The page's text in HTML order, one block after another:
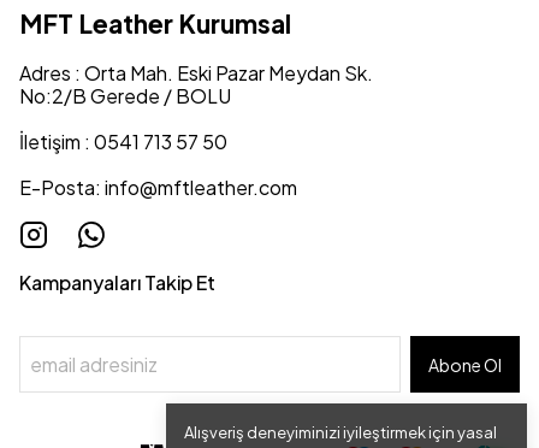
Alışveriş deneyiminizi iyileştirmek için yasal
MFT Leather Kurumsal
Adres : Orta Mah. Eski Pazar Meydan Sk.
No:2/B Gerede / BOLU
İletişim : 0541 713 57 50
E-Posta: info@mftleather.com
Kampanyaları Takip Et
Abone Ol